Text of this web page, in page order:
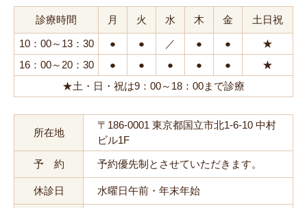
診療時間 月 火 水 木 金 土日祝
10：00～13：30 ● ● ／ ● ●
★
16：00～20：30
● ● ● ● ●
★
★土・日・祝は9：00～18：00まで診療
所在地
〒186-0001 東京都国立市北1-6-10 中村
ビル1F
予 約 予約優先制とさせていただきます。
休診日 水曜日午前・年末年始